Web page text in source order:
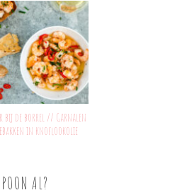
bij de borrel // Garnalen
in knoflookolie
AL?